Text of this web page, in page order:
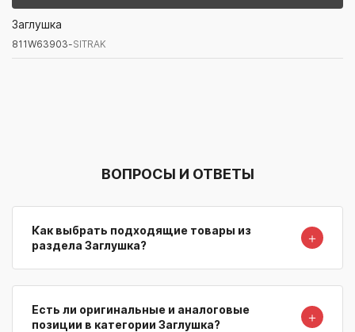
Артикул/БрендНаименование
811W63903-
Заглушка
811W63903-SITRAK
ВОПРОСЫ И ОТВЕТЫ
Как выбрать подходящие товары из
раздела Заглушка?
＋
Есть ли оригинальные и аналоговые
позиции в категории Заглушка?
＋